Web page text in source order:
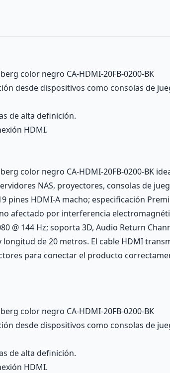
color negro CA-HDMI-20FB-0200-BK
desde dispositivos como consolas de
de alta definición.
HDMI.
color negro CA-HDMI-20FB-0200-BK
NAS, proyectores, consolas de
pines HDMI-A macho; especificación
afectado por interferencia
@ 144 Hz; soporta 3D, Audio Return
de 20 metros. El cable HDMI
para conectar el producto
color negro CA-HDMI-20FB-0200-BK
desde dispositivos como consolas de
de alta definición.
HDMI.